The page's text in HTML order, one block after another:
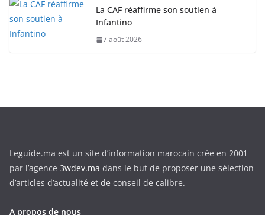
La CAF réaffirme son soutien à
Infantino
7 août 2026
Leguide.ma est un site d’information marocain crée en 2001
par l’agence 3wdev.ma dans le but de proposer une sélection
d’articles d’actualité et de conseil de calibre.
A propos de nous